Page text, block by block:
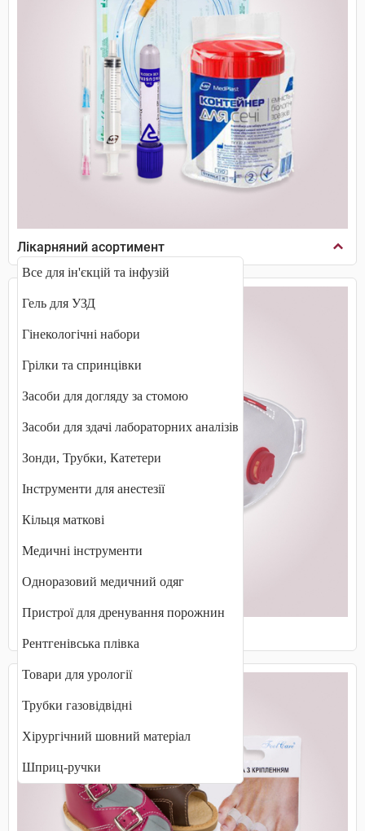
Лікарняний асортимент
Все для ін'єкцій та інфузій
Гель для УЗД
Гінекологічні набори
Грілки та спринцівки
Засоби для догляду за стомою
Засоби для здачі лабораторних аналізів
Зонди, Трубки, Катетери
Інструменти для анестезії
Кільця маткові
Медичні інструменти
Одноразовий медичний одяг
Пристрої для дренування порожнин
Рентгенівська плівка
Товари для урології
Трубки газовідвідні
Хірургічний шовний матеріал
Шприц-ручки